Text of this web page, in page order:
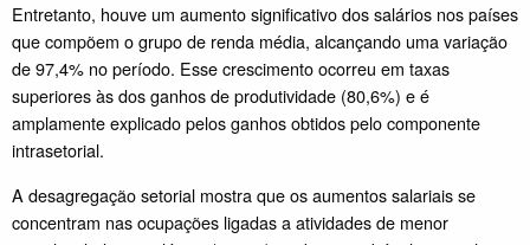
Entretanto, houve um aumento significativo dos salários nos países
que compõem o grupo de renda média, alcançando uma variação
de 97,4% no período. Esse crescimento ocorreu em taxas
superiores às dos ganhos de produtividade (80,6%) e é
amplamente explicado pelos ganhos obtidos pelo componente
intrasetorial.
A desagregação setorial mostra que os aumentos salariais se
concentram nas ocupações ligadas a atividades de menor